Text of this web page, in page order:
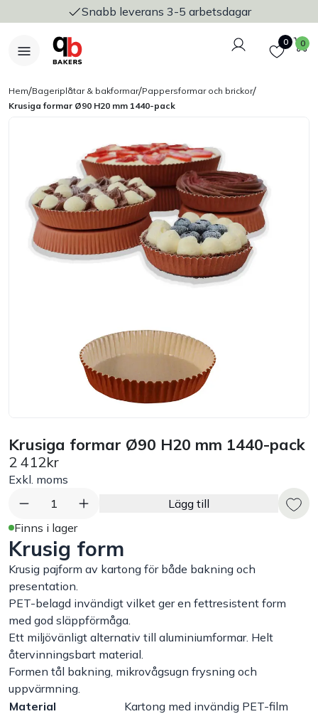
Snabb leverans 3-5 arbetsdagar
Logga in
Favoriter
0 0
Bakers Pureline
Bageriplåtar & bakformar
Stickvagnar & transport
Råvaruhantering & lagring
Exponering & servering
Städutrustning
Arbetskläder
Plåtbyte
Monin
Handla efter bransch
Varumärken
Hem/Bageriplåtar & bakformar/Pappersformar och brickor/
Krusiga formar Ø90 H20 mm 1440-pack
Krusiga formar Ø90 H20 mm 1440-pack
2 412kr
Exkl. moms
1
Lägg till
Finns i lager
Krusig form
Krusig pajform av kartong för både bakning och
presentation.
PET-belagd invändigt vilket ger en fettresistent form
med god släppförmåga.
Ett miljövänligt alternativ till aluminiumformar. Helt
återvinningsbart material.
Formen tål bakning, mikrovågsugn frysning och
uppvärmning.
Material
Kartong med invändig PET-film